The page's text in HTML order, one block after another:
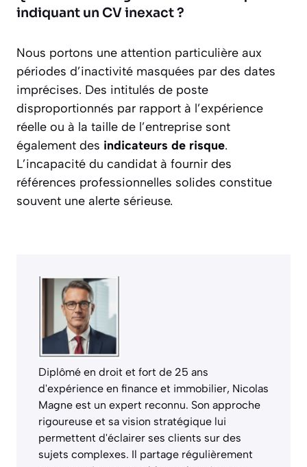
indiquant un CV inexact ?
Nous portons une attention particulière aux
périodes d’inactivité masquées par des dates
imprécises. Des intitulés de poste
disproportionnés par rapport à l’expérience
réelle ou à la taille de l’entreprise sont
également des indicateurs de risque.
L’incapacité du candidat à fournir des
références professionnelles solides constitue
souvent une alerte sérieuse.
Diplômé en droit et fort de 25 ans
d'expérience en finance et immobilier, Nicolas
Magne est un expert reconnu. Son approche
rigoureuse et sa vision stratégique lui
permettent d'éclairer ses clients sur des
sujets complexes. Il partage régulièrement